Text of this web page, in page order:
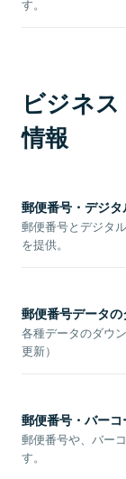
す。
ビジネ
情報
郵便番号・デジ
郵便番号とデジタ
を提供。
郵便番号データ
各種データのダウ
更新）
郵便番号・バー
郵便番号や、バー
す。